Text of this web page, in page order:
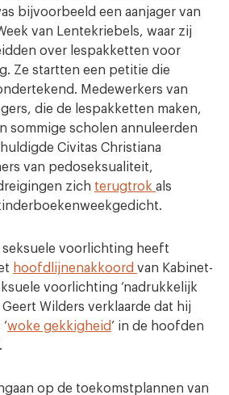
bijvoorbeeld een aanjager van
van Lentekriebels, waar zij
over lespakketten voor
Ze startten een petitie die
Medewerkers van
die de lespakketten maken,
sommige scholen annuleerden
Civitas Christiana
van pedoseksualiteit,
zich terugtrok als
seksuele voorlichting heeft
hoofdlijnenakkoord van Kabinet-
voorlichting ‘nadrukkelijk
Wilders verklaarde dat hij
woke gekkigheid’ in de hoofden
op de toekomstplannen van